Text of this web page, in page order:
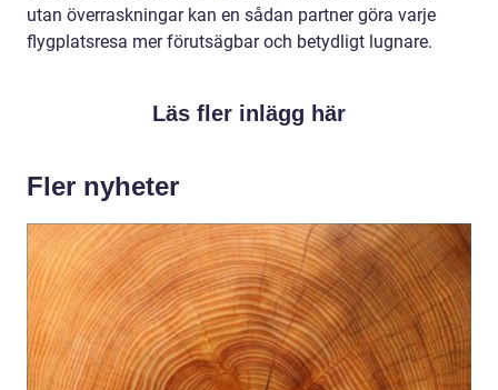
utan överraskningar kan en sådan partner göra varje
flygplatsresa mer förutsägbar och betydligt lugnare.
Läs fler inlägg här
Fler nyheter